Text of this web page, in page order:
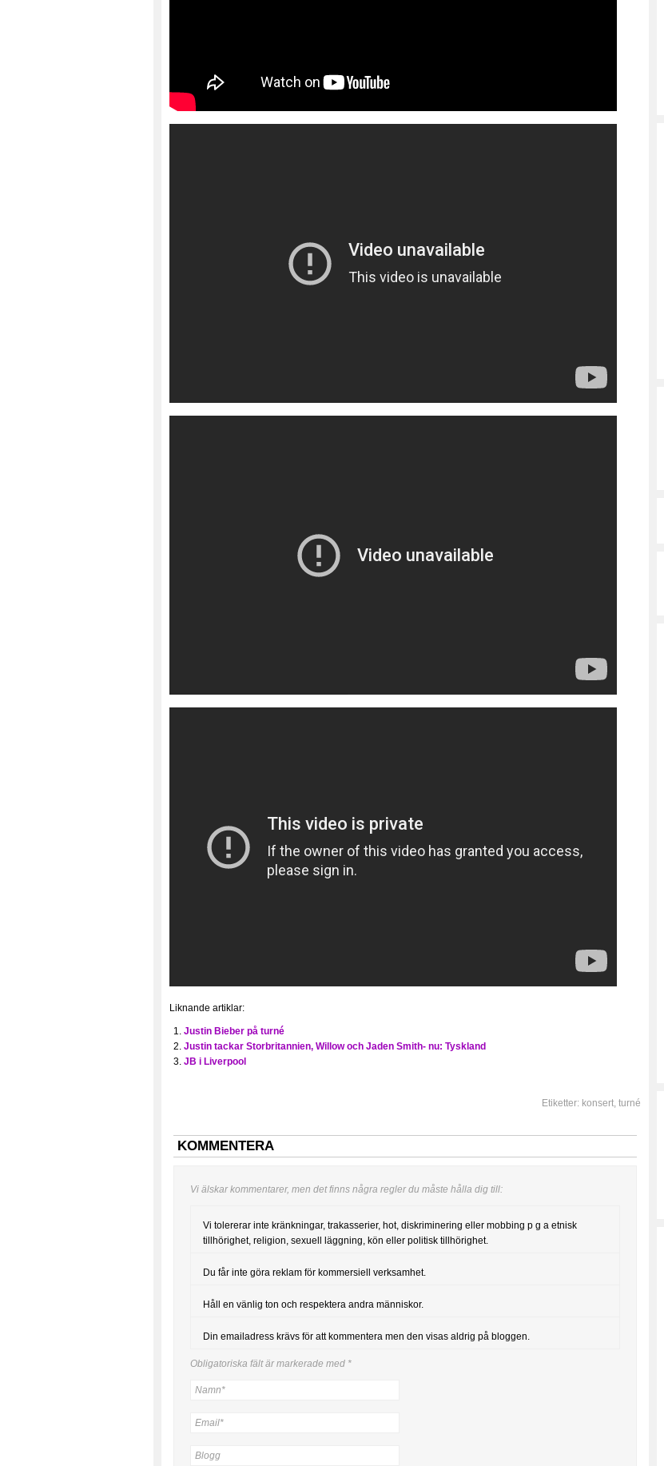
Liknande artiklar:
Justin Bieber på turné
Justin tackar Storbritannien, Willow och Jaden Smith- nu: Tyskland
JB i Liverpool
Etiketter: konsert, turné
KOMMENTERA
Vi älskar kommentarer, men det finns några regler du måste hålla dig till:
Vi tolererar inte kränkningar, trakasserier, hot, diskriminering eller mobbing p g a etnisk
tillhörighet, religion, sexuell läggning, kön eller politisk tillhörighet.
Du får inte göra reklam för kommersiell verksamhet.
Håll en vänlig ton och respektera andra människor.
Din emailadress krävs för att kommentera men den visas aldrig på bloggen.
Obligatoriska fält är markerade med *